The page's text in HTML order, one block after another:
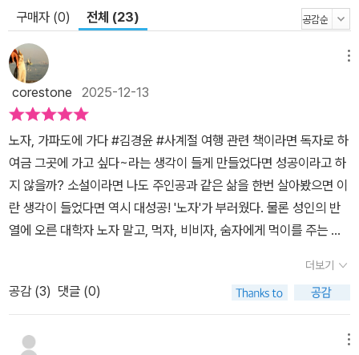
틈 없는 곳도 들어갈 수 있습니다. 그래서 나는 함 없음의 유익함을 압
니다.” ―『도덕경』 43장 중에서 친구들이 가파도를 떠나면서, 백양
은 홀로 지내게 된다. 아니, 사실 뜻밖의 식구들이 생긴다. 바로 미경
이 돌보던 고양이들의 집사가 된 것. 난생처음 고양이들을 돌보면서
백양은 의문을 갖는다. 개를 키우는 사람은 ‘주인’인데, 왜 고양이를
키우는 사람은 ‘집사’라고 하는 걸까? 고양이들과 통성명을 하고, 가
까워질수록 백양은 그 이유를 깨닫는다. 아무것도 소유하지 않고 어
디에도 매이지 않고 자유롭게 살아가는 고양이와, 뭔가를 자꾸 소유
하려고 하고 항상 어딘가에 매여 고단하게 살아가는 인간의 처지를
비교해 보면 고양이가 주인이고, 인간이 집사인 게 맞는다고 생각한
것이다. 나아가, 백양은 고양이들에게서 노자의 모습을 발견한다. 부
는 고양이를 보며, 백양은 노자가 말한 ‘무위자연’의 삶을 떠올린다.
유익함을 백양에게 말없이 가르쳐 준다. 상선약수上善若水 * 바다
구매자 (0) 전체 (23)
corestone 2025-12-13
노자, 가파도에 가다 #김경윤 #사계절 여행 관련 책이라면 독자로 하
여금 그곳에 가고 싶다~라는 생각이 들게 만들었다면 성공이라고 하
지 않을까? 소설이라면 나도 주인공과 같은 삶을 한번 살아봤으면 이
란 생각이 들었다면 역시 대성공! '노자'가 부러웠다. 물론 성인의 반
열에 오른 대학자 노자 말고, 먹자, 비비자, 숨자에게 먹이를 주는 노
다. 책을 다 읽고 덮은 후 책 표지 앞뒤 그림을 한번 더 살펴보았다. 가
파도를 떠나기 전 작가님의 심정 아니었을까?라고 상상해 보면서 말
이다. 머무는 것이 아니었기에 떠남도 없다.라는 말의 진정한 의미를
잘 모르겠으나 그저 떠나기 전 머물렀던 곳에서 친해진 사람과 함께
더보기
공감 (3) 댓글 (0)